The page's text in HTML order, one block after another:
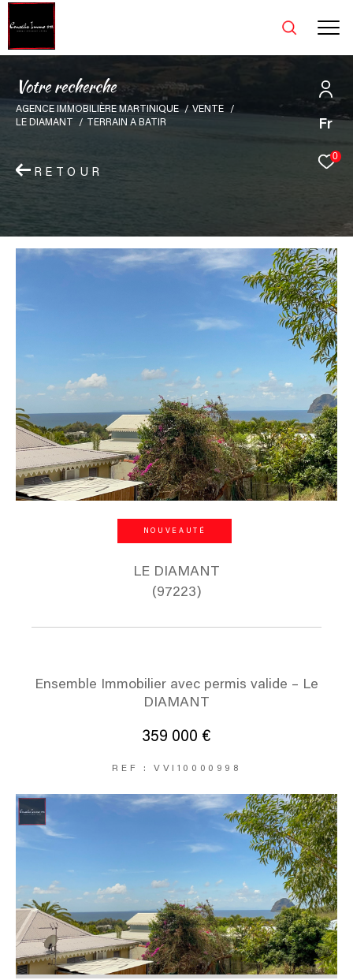
Fr
0
Votre recherche
AGENCE IMMOBILIÈRE MARTINIQUE
VENTE
LE DIAMANT
TERRAIN A BATIR
RETOUR
NOUVEAUTÉ
LE DIAMANT
(97223)
Ensemble Immobilier avec permis valide – Le
DIAMANT
359 000 €
REF : VVI10000998